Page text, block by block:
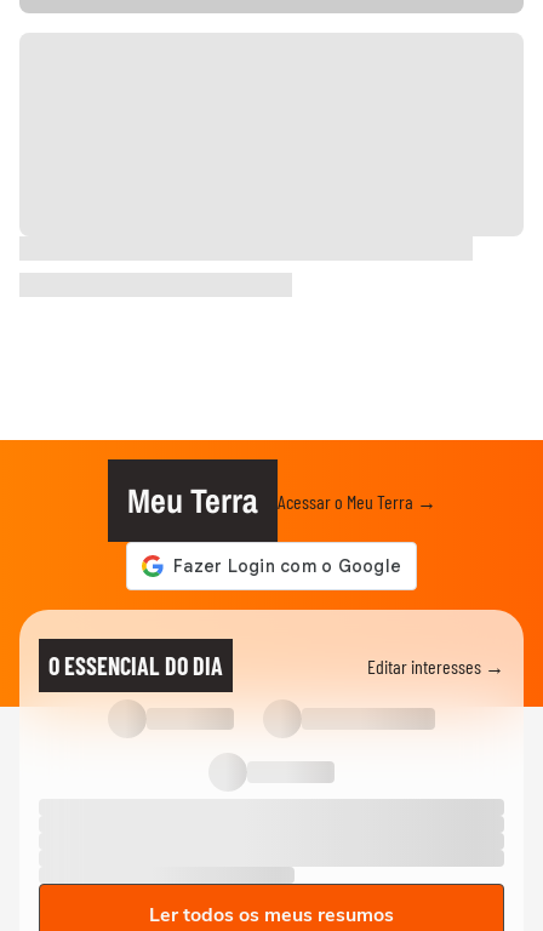
Meu Terra Acessar o Meu Terra →
O ESSENCIAL DO DIA Editar interesses →
Ler todos os meus resumos